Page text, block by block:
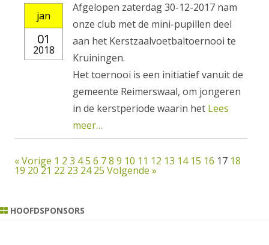
jan
01
2018
Afgelopen zaterdag 30-12-2017 nam
onze club met de mini-pupillen deel
aan het Kerstzaalvoetbaltoernooi te
Kruiningen.
Het toernooi is een initiatief vanuit de
gemeente Reimerswaal, om jongeren
in de kerstperiode waarin het Lees
meer…
« Vorige 1 2 3 45 6 78 9 10 11 12 13 14 15 16 17 18
19 20 21 22 23 24 25 Volgende »
HOOFDSPONSORS